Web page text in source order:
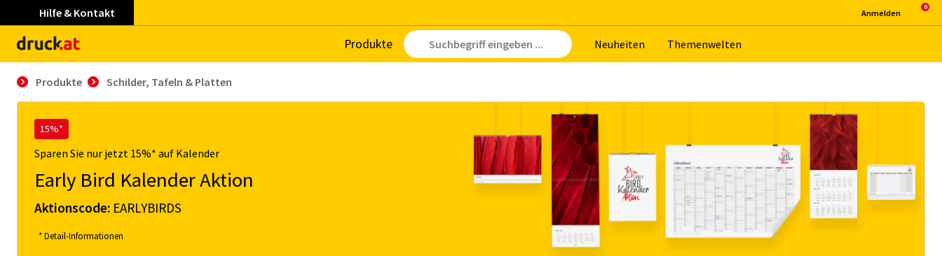
Hilfe & Kontakt
Pro­duk­te Neu­hei­ten The­men­wel­ten
An­mel­den
Produkte Schil­der, Ta­feln & Plat­ten
15%*
Sparen Sie nur jetzt 15%* auf Kalender
Early Bird Kalender Aktion
Aktionscode: EARLYBIRDS
* Detail-Informationen